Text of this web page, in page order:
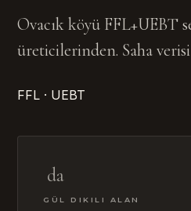
Ovacık köyü FFL+UEBT
üreticilerinden. Saha
FFL · UEBT
da
GÜL DIKILI ALAN